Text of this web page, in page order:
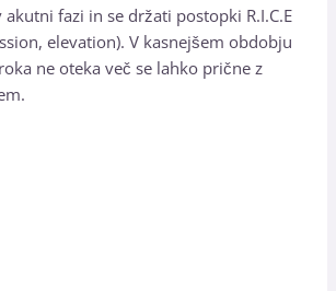
fazi in se držati postopki R.I.C.E
elevation). V kasnejšem obdobju
ne oteka več se lahko prične z